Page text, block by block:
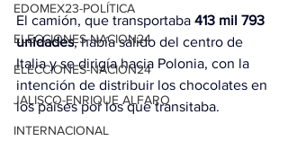
EDOMEX23-POLÍTICA
ELECCIONES-NACION24
ELECCIONES-NACION24
JALISCO-ENRIQUE ALFARO
INTERNACIONAL
El camión, que transportaba 413 mil 793
unidades, había salido del centro de
Italia y se dirigía hacia Polonia, con la
intención de distribuir los chocolates en
los países por los que transitaba.